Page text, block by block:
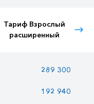
Тариф Взрослый
расширенный
289 300
192 940